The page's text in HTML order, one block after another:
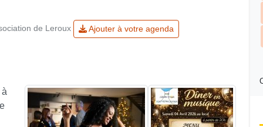
de Leroux Ajouter à votre agenda